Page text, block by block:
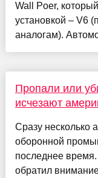
Wall Poer,
установкой – V6
аналогам).
Пропали или
исчезают
Сразу несколько
оборонной
последнее
обратил